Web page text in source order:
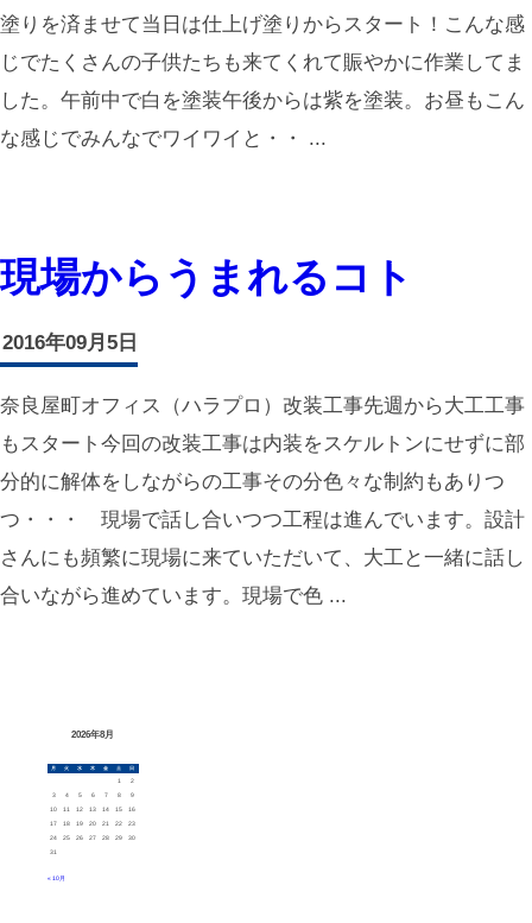
塗りを済ませて当日は仕上げ塗りからスタート！こんな感
じでたくさんの子供たちも来てくれて賑やかに作業してま
した。午前中で白を塗装午後からは紫を塗装。お昼もこん
な感じでみんなでワイワイと・・ ...
現場からうまれるコト
2016年09月5日
奈良屋町オフィス（ハラプロ）改装工事先週から大工工事
もスタート今回の改装工事は内装をスケルトンにせずに部
分的に解体をしながらの工事その分色々な制約もありつ
つ・・・ 現場で話し合いつつ工程は進んでいます。設計
さんにも頻繁に現場に来ていただいて、大工と一緒に話し
合いながら進めています。現場で色 ...
2026年8月
月 火 水 木 金 土 日
1
2
3
4 5 6 7 8
9
10
11 12 13 14 15
16
17
18 19 20 21 22
23
24
25 26 27 28 29
30
31
« 10月